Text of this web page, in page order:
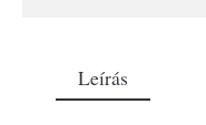
Leírás